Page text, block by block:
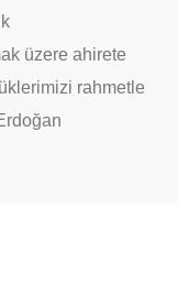
üzere ahirete
rahmetle